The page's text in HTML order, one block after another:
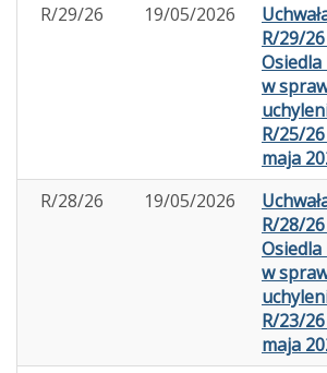
R/29/26 19/05/2026
R/29/
w
R/25/
maja
R/28/26 19/05/2026
R/28/
w
R/23/
maja